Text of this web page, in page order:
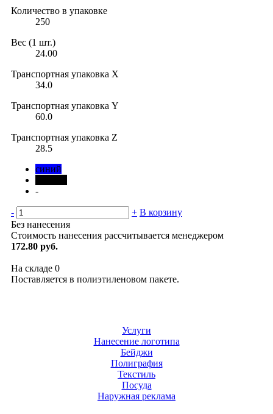
Количество в упаковке
250
Вес (1 шт.)
24.00
Транспортная упаковка X
34.0
Транспортная упаковка Y
60.0
Транспортная упаковка Z
28.5
синий
-
- + В корзину
Без нанесения
Стоимость нанесения рассчитывается менеджером
172.80 руб.
На складе 0
Поставляется в полиэтиленовом пакете.
Услуги
Нанесение логотипа
Бейджи
Полиграфия
Текстиль
Посуда
Наружная реклама